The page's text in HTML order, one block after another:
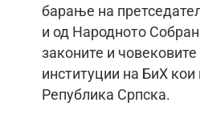
барање на
и од Народното
законите и
институции на БиХ
Република Српска.